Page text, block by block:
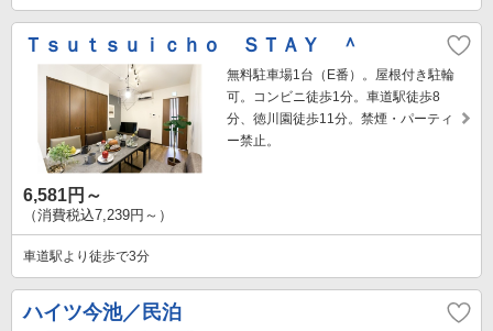
Ｔｓｕｔｓｕｉｃｈｏ ＳＴＡＹ ＾
無料駐車場1台（E番）。屋根付き駐輪
可。コンビニ徒歩1分。車道駅徒歩8
分、徳川園徒歩11分。禁煙・パーティ
ー禁止。
6,581円～
（消費税込7,239円～）
車道駅より徒歩で3分
ハイツ今池／民泊